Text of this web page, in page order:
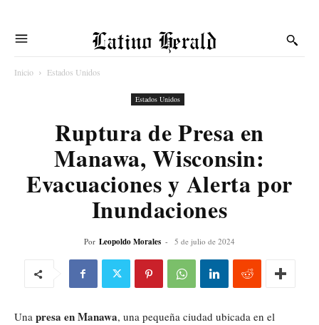
Latino Herald
Inicio Estados Unidos
Estados Unidos
Ruptura de Presa en
Manawa, Wisconsin:
Evacuaciones y Alerta por
Inundaciones
Por Leopoldo Morales - 5 de julio de 2024
Una presa en Manawa, una pequeña ciudad ubicada en el